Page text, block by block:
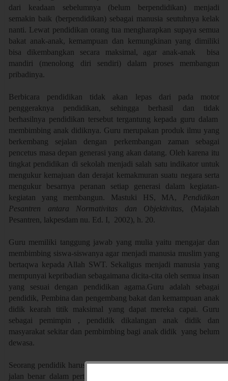
dari keadaan sebelumnya (belum berpendidikan) menjadi
semakin baik (berpendidikan) sebagai manusia seutuhnya kelak
nanti. Lewat pendidikan orang tua mengharapkan supaya semua
bakat anak-anak, kemampuan dan kemungkinan yang dimiliki
bisa dikembangkan secara maksimal, agar anak-anak bisa
mandiri (menolong diri sendiri) dalam proses membangun
pribadinya.
Berbicara pendidikan tidak akan lepas dari pada motor
penggeraknya pendidikan, sehingga berhasil dan tidak
berhasilnya pendidikan tersebuttergantung kepada guru dalam
membimbing anak didiknya. Guru merupakan produk ilmu yang
berkembang sejalan dengan perkembangan zaman sebagai
pencetus masa depan generasi yang akan datang. Oleh karena itu
tingkat pendidikan di sekolah menjadi salah satu indikator untuk
mengukur kemajuan dan derajat kemakmuran suatu negara serta
mengukur besarnya peranan setiap generasi dalam kegiatan-
kegiatan yang membangun. Mastuki HS, MA,
Pendidikan
Pesantren antara Normativitas dan Objektivitas, (Majalah
Pesantren, lakpesdam nu. Ed. I, 2002), h. 20.
Guru memiliki tanggung jawab yang mulia yaitu mengajar dan
membimbing siswa-siswanya agar menjadi manusia muslim yang
bertaqwa kepada Allah SWT. Sekaligus menjadi manusia yang
mempunyai kepribadian sebagaimana dicita-cita oleh semua insan
yang sesuai dengan pendidikan agama.Guru adalah sebagai
pendidik, Pembina dan pengembang bakat dan kemampuan anak
didik kearah titik maksimal yang dapat mereka capai. Guru
sebagai pemimpin , pendidik dikalangan anak didik dan
masyarakat sekitar dan pembimbing bagi anak didik yang belum
dewasa.
Seorang pendidik harus memfungsikan dirinya sebagai penunjuk
jalan benar dalam pertumbuhan dan perkembangan yang tepat